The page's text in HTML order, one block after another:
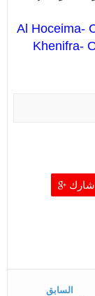
Al Hoceima-
Khenifra-
شارك
السابق